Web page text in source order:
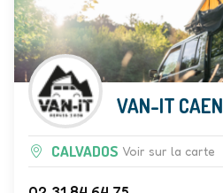
VAN-IT CAEN
CALVADOS Voir sur la carte